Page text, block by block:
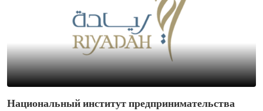
Национальный институт предпринимательства